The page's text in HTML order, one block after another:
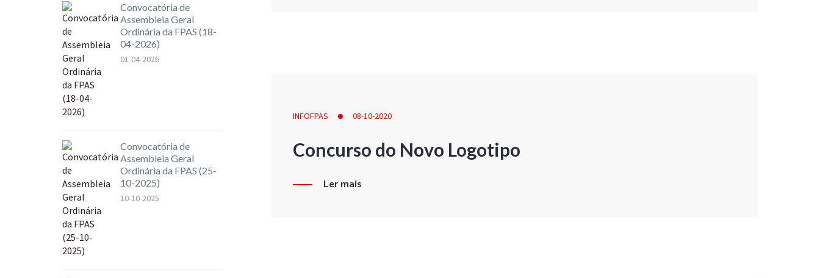
INFOFPAS 08-10-2020
Concurso do Novo Logotipo
Ler mais
Convocatória de
Assembleia Geral
Ordinária da FPAS (18-
04-2026)
01-04-2026
Convocatória de
Assembleia Geral
Ordinária da FPAS (25-
10-2025)
10-10-2025